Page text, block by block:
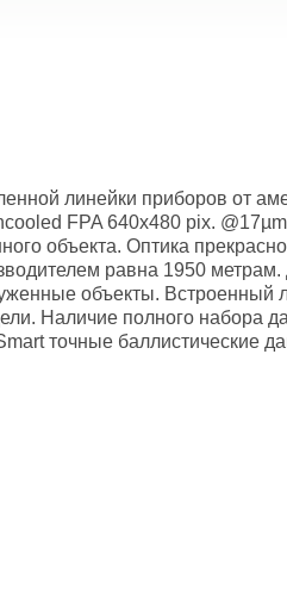
линейки приборов от
FPA 640х480 pix.
объекта. Оптика
равна 1950 метрам.
объекты. Встроенный
Наличие полного набора
точные баллистические